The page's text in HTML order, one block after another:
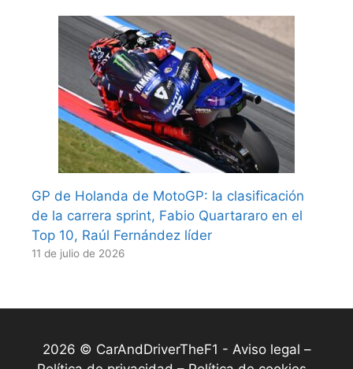
GP de Holanda de MotoGP: la clasificación
de la carrera sprint, Fabio Quartararo en el
Top 10, Raúl Fernández líder
11 de julio de 2026
2026 © CarAndDriverTheF1 - Aviso legal –